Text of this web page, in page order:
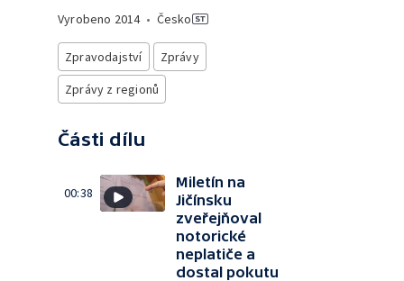
Vyrobeno 2014• Česko
Zpravodajství
Zprávy
Zprávy z regionů
Části dílu
00:38
Miletín na
Jičínsku
zveřejňoval
notorické
neplatiče a
dostal pokutu